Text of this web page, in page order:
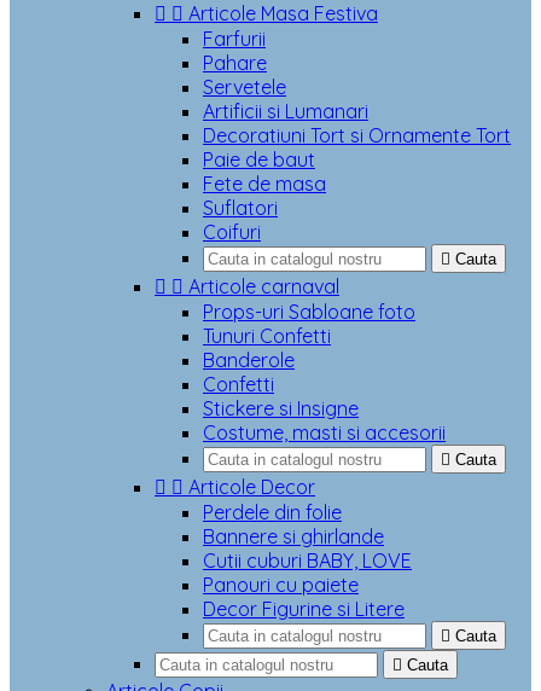
  Articole Masa Festiva
Farfurii
Pahare
Servetele
Artificii si Lumanari
Decoratiuni Tort si Ornamente Tort
Paie de baut
Fete de masa
Suflatori
Coifuri
 Cauta
  Articole carnaval
Props-uri Sabloane foto
Tunuri Confetti
Banderole
Confetti
Stickere si Insigne
Costume, masti si accesorii
 Cauta
  Articole Decor
Perdele din folie
Bannere si ghirlande
Cutii cuburi BABY, LOVE
Panouri cu paiete
Decor Figurine si Litere
 Cauta
 Cauta